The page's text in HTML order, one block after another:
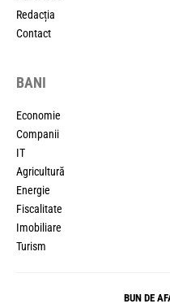
Redacția
Contact
BANI
Economie
Companii
IT
Agricultură
Energie
Fiscalitate
Imobiliare
Turism
BUN DE